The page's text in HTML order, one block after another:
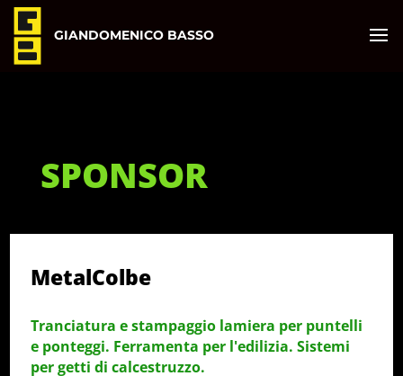
GIANDOMENICO BASSO
SPONSOR
MetalColbe
Tranciatura e stampaggio lamiera per puntelli
e ponteggi. Ferramenta per l'edilizia. Sistemi
per getti di calcestruzzo.